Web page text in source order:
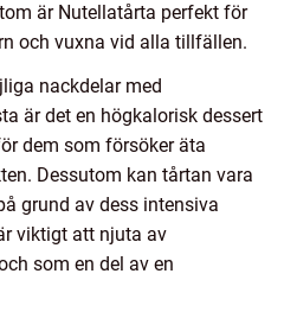
är Nutellatårta perfekt för
och vuxna vid alla tillfällen.
nackdelar med
är det en högkalorisk dessert
dem som försöker äta
Dessutom kan tårtan vara
grund av dess intensiva
viktigt att njuta av
som en del av en